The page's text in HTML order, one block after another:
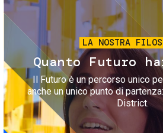
LA NOSTRA
Quanto Futuro
Il Futuro è un percorso unico
anche un unico punto di
District.